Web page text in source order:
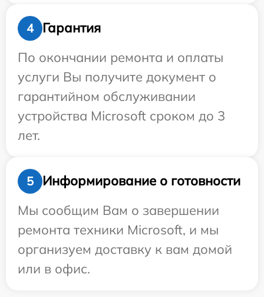
4
Гарантия
По окончании ремонта и оплаты
услуги Вы получите документ о
гарантийном обслуживании
устройства Microsoft сроком до 3
лет.
5
Информирование о готовности
Мы сообщим Вам о завершении
ремонта техники Microsoft, и мы
организуем доставку к вам домой
или в офис.